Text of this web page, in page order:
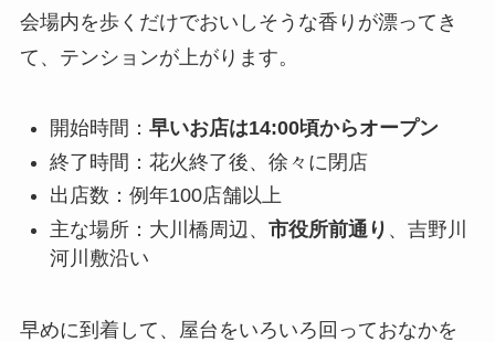
会場内を歩くだけでおいしそうな香りが漂ってき
て、テンションが上がります。
開始時間： 早いお店は14:00頃からオープン
終了時間：花火終了後、徐々に閉店
出店数：例年100店舗以上
主な場所：大川橋周辺、 市役所前通り 、吉野川
河川敷沿い
早めに到着して、屋台をいろいろ回っておなかを